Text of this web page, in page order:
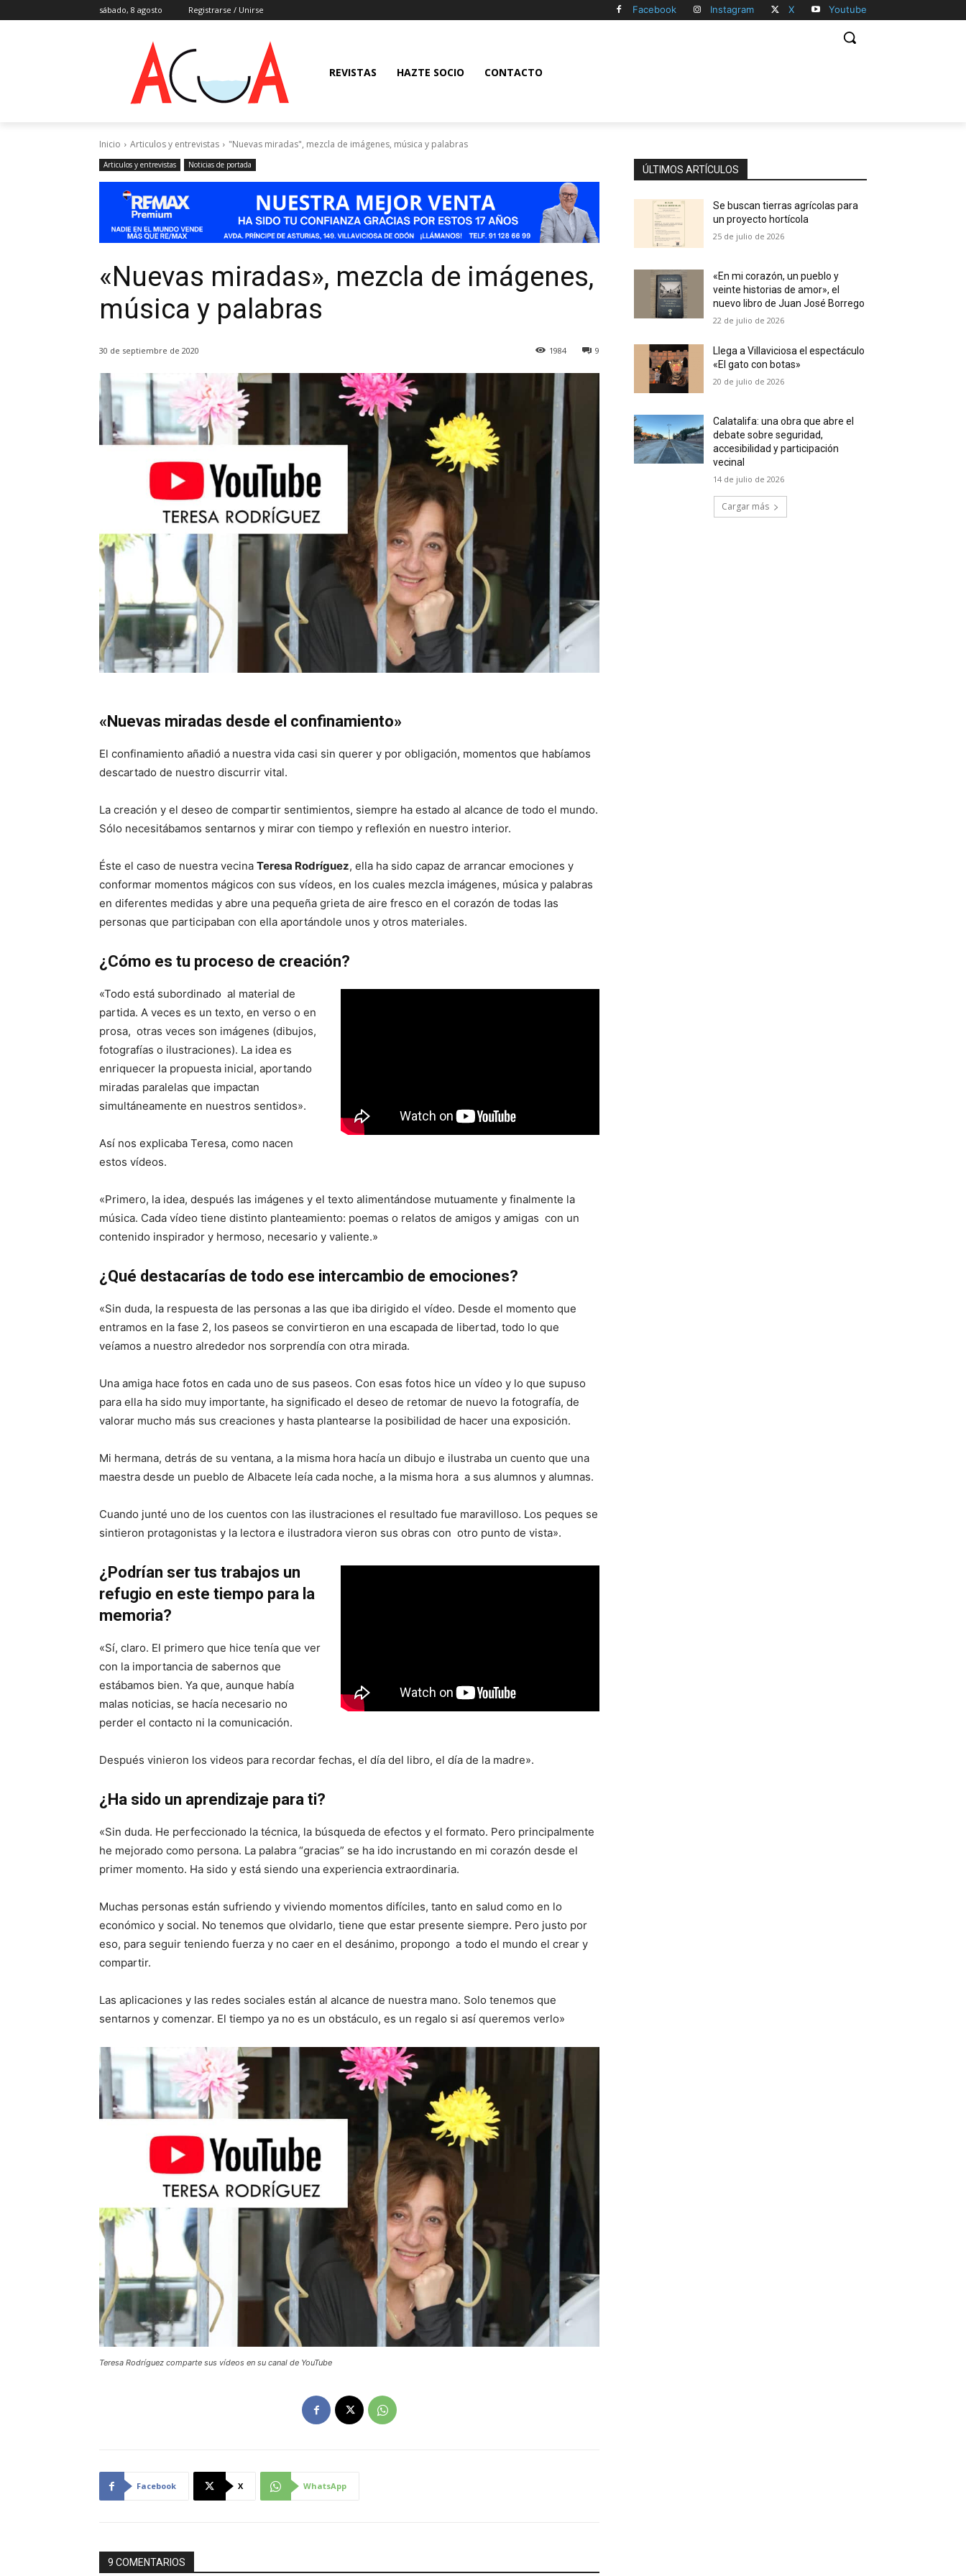
sábado, 8 agosto Registrarse / Unirse Facebook Instagram X Youtube
REVISTAS HAZTE SOCIO CONTACTO
Inicio Articulos y entrevistas "Nuevas miradas", mezcla de imágenes, música y palabras
Articulos y entrevistas Noticias de portada
«Nuevas miradas», mezcla de imágenes,
música y palabras
30 de septiembre de 2020 9
1984
«Nuevas miradas desde el confinamiento»
El confinamiento añadió a nuestra vida casi sin querer y por obligación, momentos que habíamos
descartado de nuestro discurrir vital.
La creación y el deseo de compartir sentimientos, siempre ha estado al alcance de todo el mundo.
Sólo necesitábamos sentarnos y mirar con tiempo y reflexión en nuestro interior.
Éste el caso de nuestra vecina Teresa Rodríguez, ella ha sido capaz de arrancar emociones y
conformar momentos mágicos con sus vídeos, en los cuales mezcla imágenes, música y palabras
en diferentes medidas y abre una pequeña grieta de aire fresco en el corazón de todas las
personas que participaban con ella aportándole unos y otros materiales.
¿Cómo es tu proceso de creación?
«Todo está subordinado al material de
partida. A veces es un texto, en verso o en
prosa, otras veces son imágenes (dibujos,
fotografías o ilustraciones). La idea es
enriquecer la propuesta inicial, aportando
miradas paralelas que impactan
simultáneamente en nuestros sentidos».
Así nos explicaba Teresa, como nacen
estos vídeos.
«Primero, la idea, después las imágenes y el texto alimentándose mutuamente y finalmente la
música. Cada vídeo tiene distinto planteamiento: poemas o relatos de amigos y amigas con un
contenido inspirador y hermoso, necesario y valiente.»
¿Qué destacarías de todo ese intercambio de emociones?
«Sin duda, la respuesta de las personas a las que iba dirigido el vídeo. Desde el momento que
entramos en la fase 2, los paseos se convirtieron en una escapada de libertad, todo lo que
veíamos a nuestro alrededor nos sorprendía con otra mirada.
Una amiga hace fotos en cada uno de sus paseos. Con esas fotos hice un vídeo y lo que supuso
para ella ha sido muy importante, ha significado el deseo de retomar de nuevo la fotografía, de
valorar mucho más sus creaciones y hasta plantearse la posibilidad de hacer una exposición.
Mi hermana, detrás de su ventana, a la misma hora hacía un dibujo e ilustraba un cuento que una
maestra desde un pueblo de Albacete leía cada noche, a la misma hora a sus alumnos y alumnas.
Cuando junté uno de los cuentos con las ilustraciones el resultado fue maravilloso. Los peques se
sintieron protagonistas y la lectora e ilustradora vieron sus obras con otro punto de vista».
¿Podrían ser tus trabajos un
refugio en este tiempo para la
memoria?
«Sí, claro. El primero que hice tenía que ver
con la importancia de sabernos que
estábamos bien. Ya que, aunque había
malas noticias, se hacía necesario no
perder el contacto ni la comunicación.
Después vinieron los videos para recordar fechas, el día del libro, el día de la madre».
¿Ha sido un aprendizaje para ti?
«Sin duda. He perfeccionado la técnica, la búsqueda de efectos y el formato. Pero principalmente
he mejorado como persona. La palabra “gracias” se ha ido incrustando en mi corazón desde el
primer momento. Ha sido y está siendo una experiencia extraordinaria.
Muchas personas están sufriendo y viviendo momentos difíciles, tanto en salud como en lo
económico y social. No tenemos que olvidarlo, tiene que estar presente siempre. Pero justo por
eso, para seguir teniendo fuerza y no caer en el desánimo, propongo a todo el mundo el crear y
compartir.
Las aplicaciones y las redes sociales están al alcance de nuestra mano. Solo tenemos que
sentarnos y comenzar. El tiempo ya no es un obstáculo, es un regalo si así queremos verlo»
Teresa Rodríguez comparte sus vídeos en su canal de YouTube
Facebook X WhatsApp
9 COMENTARIOS
ÚLTIMOS ARTÍCULOS
Se buscan tierras agrícolas para
un proyecto hortícola
25 de julio de 2026
«En mi corazón, un pueblo y
veinte historias de amor», el
nuevo libro de Juan José Borrego
22 de julio de 2026
Llega a Villaviciosa el espectáculo
«El gato con botas»
20 de julio de 2026
Calatalifa: una obra que abre el
debate sobre seguridad,
accesibilidad y participación
vecinal
14 de julio de 2026
Cargar más